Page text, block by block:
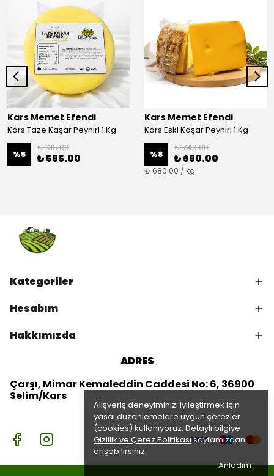
Alışveriş deneyiminizi iyileştirmek için
yasal düzenlemelere uygun çerezler
(cookies) kullanıyoruz. Detaylı bilgiye
Gizlilik ve Çerez Politikasısayfamızdan
erişebilirsiniz.
Anladım
Kars Memet Efendi
Kars Taze Kaşar Peyniri 1 Kg
%5
₺ 615.00
₺ 585.00
Kars Memet Efendi
Kars Eski Kaşar Peyniri 1 Kg
%8
₺ 740.00
₺ 680.00
₺ 680.00 / kg
Kategoriler
Hesabım
Hakkımızda
ADRES
Çarşı, Mimar Kemaleddin Caddesi No: 6, 36900
Selim/Kars